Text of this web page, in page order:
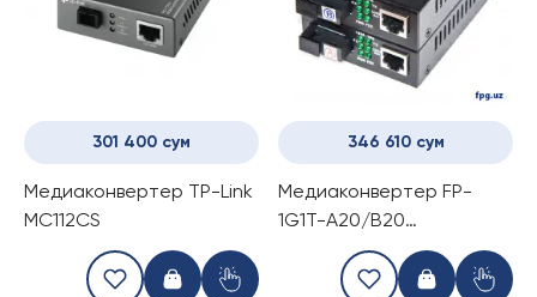
301 400 сум
Медиаконвертер TP-Link
MC112CS
346 610 сум
Медиаконвертер FP-
1G1T-A20/B20
10/100/1000V 1310/1550